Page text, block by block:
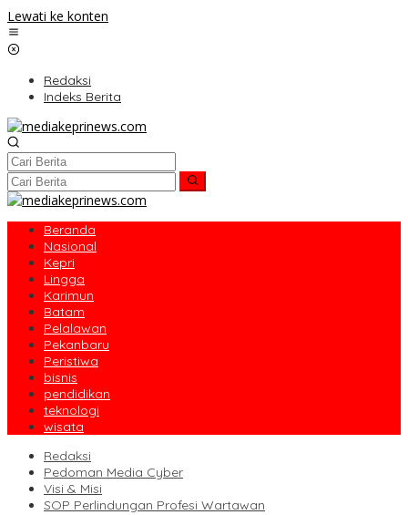
Lewati ke konten
Redaksi
Indeks Berita
Beranda
Nasional
Kepri
Lingga
Karimun
Batam
Pelalawan
Pekanbaru
Peristiwa
bisnis
pendidikan
teknologi
wisata
Redaksi
Pedoman Media Cyber
Visi & Misi
SOP Perlindungan Profesi Wartawan